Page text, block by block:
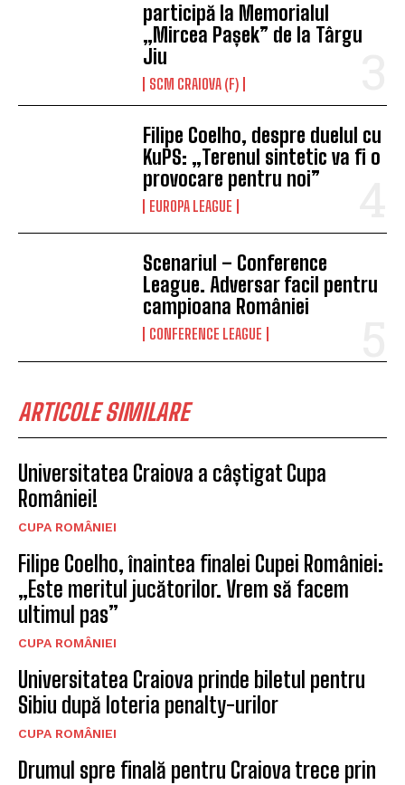
participă la Memorialul
„Mircea Pașek” de la Târgu
Jiu
SCM CRAIOVA (F)
Filipe Coelho, despre duelul cu
KuPS: „Terenul sintetic va fi o
provocare pentru noi”
EUROPA LEAGUE
Scenariul – Conference
League. Adversar facil pentru
campioana României
CONFERENCE LEAGUE
ARTICOLE SIMILARE
Universitatea Craiova a câștigat Cupa
României!
CUPA ROMÂNIEI
Filipe Coelho, înaintea finalei Cupei României:
„Este meritul jucătorilor. Vrem să facem
ultimul pas”
CUPA ROMÂNIEI
Universitatea Craiova prinde biletul pentru
Sibiu după loteria penalty-urilor
CUPA ROMÂNIEI
Drumul spre finală pentru Craiova trece prin